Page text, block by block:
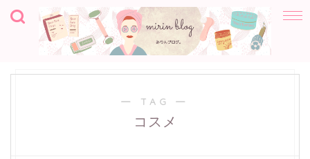
― TAG ―
コスメ